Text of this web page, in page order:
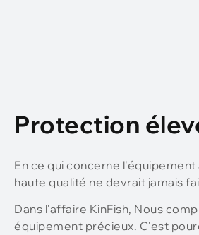
Protection
En ce qui concerne
haute qualité ne devrait jamais
Dans l'affaire KinFish, Nous
équipement précieux. C'est